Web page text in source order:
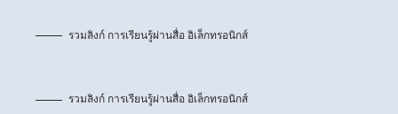
รวมลิงก์ การเรียนรู้ผ่านสื่อ อิเล็กทรอนิกส์
รวมลิงก์ การเรียนรู้ผ่านสื่อ อิเล็กทรอนิกส์